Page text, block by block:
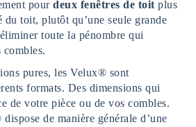
pour deux fenêtres de toitplus
du toit, plutôt qu’une seule grande
toute la pénombre qui
combles.
pures, les Velux® sont
formats. Des dimensions qui
de votre pièce ou de vos combles.
de manière générale d’une